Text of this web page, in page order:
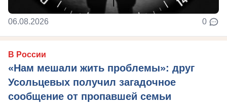
06.08.2026 0
В России
«Нам мешали жить проблемы»: друг
Усольцевых получил загадочное
сообщение от пропавшей семьи